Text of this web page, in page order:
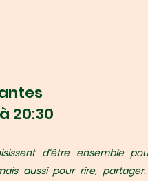
20:30
d’être ensemble
aussi pour rire,